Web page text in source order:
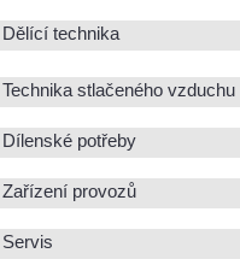
Dělící technika
Technika stlačeného vzduchu
Dílenské potřeby
Zařízení provozů
Servis